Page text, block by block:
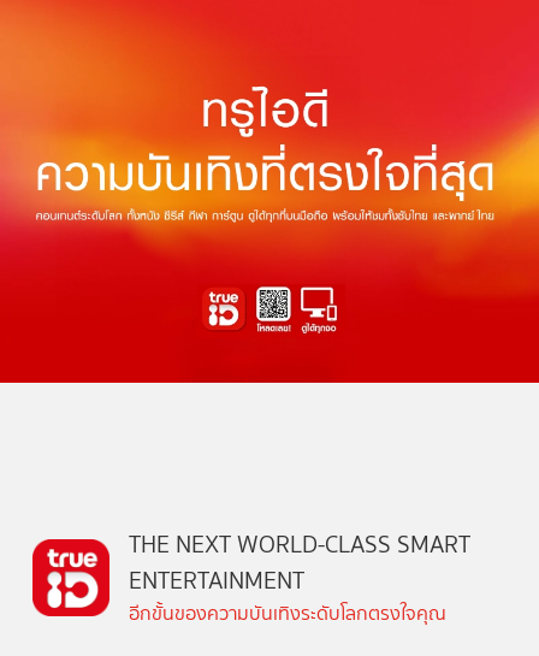
THE NEXT WORLD-CLASS SMART
ENTERTAINMENT
อีกขั้นของความบันเทิงระดับโลกตรงใจคุณ